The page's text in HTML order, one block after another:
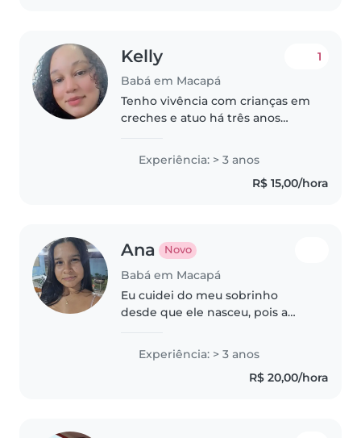
Kelly
Babá em Macapá
1
Tenho vivência com crianças em
creches e atuo há três anos
atenciosa e responsável, além de
proativa no dia a dia. Prezo
sempre pelo bem-estar, pela
Experiência: > 3 anos
R$ 15,00/hora
Ana Novo
Babá em Macapá
Eu cuidei do meu sobrinho
desde que ele nasceu, pois a
dele. Meu primo tem alergia à
proteína do leite, por isso sei os
cuidados que devo tomar em
Experiência: > 3 anos
R$ 20,00/hora